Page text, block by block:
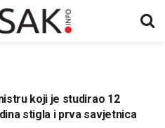
koji je studirao 12
stigla i prva savjetnica